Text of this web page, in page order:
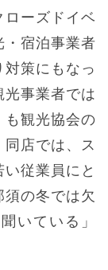
ローズドイベ
・宿泊事業者
策にもなっ
事業者では
も観光協会の
店では、ス
従業員にと
の冬では欠
いている」